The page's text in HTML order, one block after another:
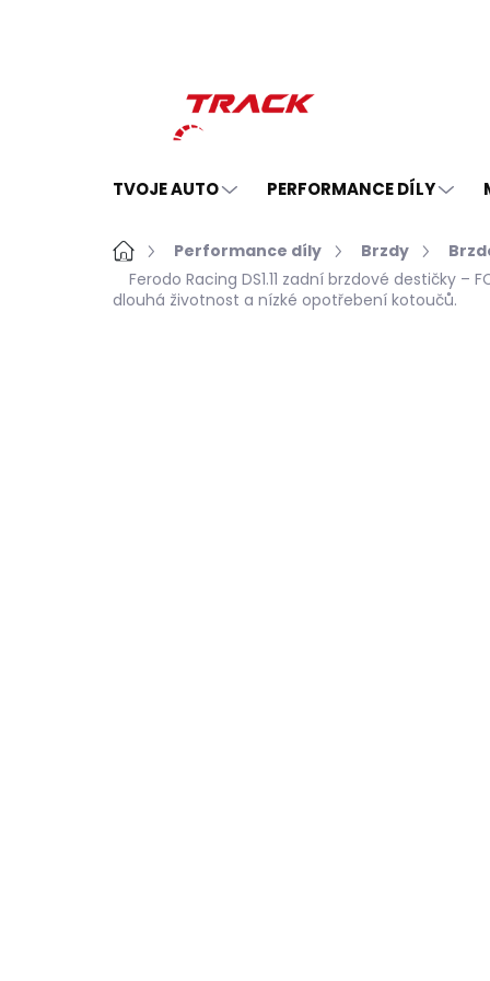
TVOJE AUTO PERFORMANCE DÍLY
DomůPerformance díly Brzdy
Ferodo Racing DS1.11 zadní brzdové destičky –
dlouhá životnost a nízké opotřebení kotoučů.